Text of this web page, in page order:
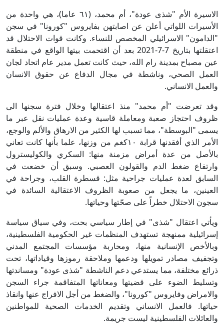
الاسيرة الأم "شذى عودة"، أم محمد، (٦١ عاما)، هي واحدة من
الأسيرات اللواتي أعلن عن اصابتهن بفايروس "كورونا" في سجن
"الدامون" الاسرائيلي المخصص للنساء. وكانت قوات الاحتلال قد
اعتقلتها بتاريخ 7-7-2021 بعد أن اقتحمت بيتها الواقع في منطقة
عين مصباح بمدينة رام الله، حيث كانت تعمل مدير عام اتحاد لجان
العمل الصحي، وناشطة في مجال الدفاع عن حقوق الانسان
والعمل الانساني.
وقد تعرضت "أم محمد" منذ اعتقالها وخلال فترة سجنها الى
ظروف احتجاز صعبة ومعاملة قاسية وعدة عمليات نقل عبر ما
يسمى "البوسطة"، مما تسبب لها الكثير من الارهاق والألم والوجع،
الأمر الذي أفقدنها قرابة ١٠كغم من وزنها، علما بأنها كانت تعاني
بالأصل من عدة أمراض مزمنة منها: السكري والكوليسترول
وارتفاع ضغط الدم والقولون العصبي. وسبق أن خضعت في
السابق لعدة عمليات جراحية مثل: قسطرة القلب، وجراحة في
العينين، ما يجعل من صعوبة الظروف الاعتقالية السائدة في
سجون الاحتلال خطراً على صحّتها وحياتها.
ويأتي اعتقال "شذى" في إطار سياسي بحت، وفي سياق سياسة
إسرائيلية ممنهجة تستهدف المنظمات غير الحكومية الفلسطينية،
وبالأخص الإنسانية منها، ومحاربة مؤسسات المجتمع المدني
وتجفيف مصادر تمويلها ودعمها وملاحقة رموزها وقياداتها، تحت
ذرائع مختلفة، مما يستدعي دعم الناشطة "شذى عودة" ومساندتها
وتسليط الضوء على قضيتها ومعاناتها المتفاقمة جراء السجن
والامراض وفايروس "كورونا"، والضغط من أجل الافراج عنها وانقاذ
حياتها. فالعمل الانساني وتقديم الخدمات الصحية للمواطنين
والعائلات الفلسطينية ليست جريمة.